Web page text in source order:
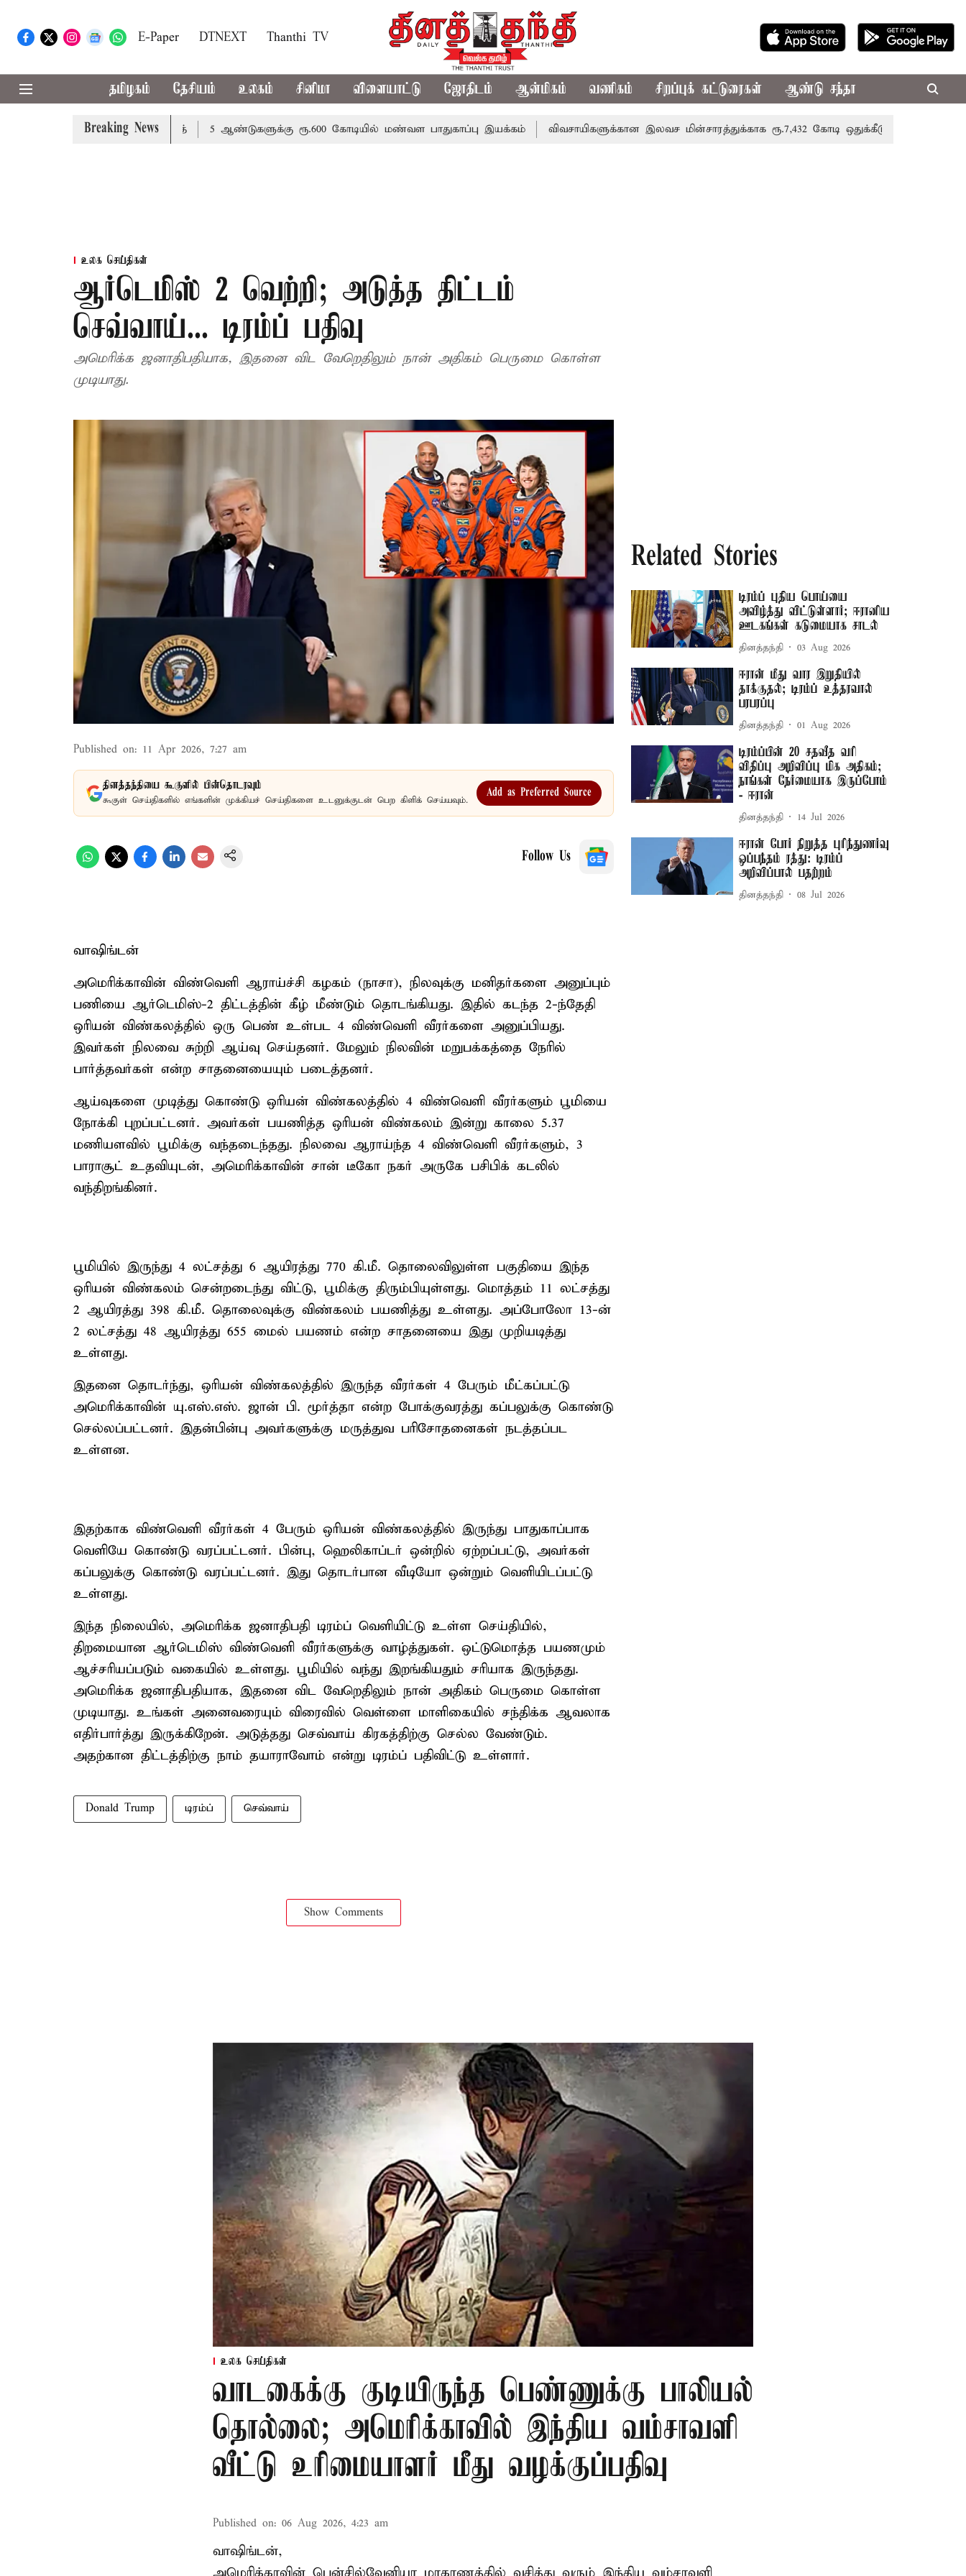
E-Paper DTNEXT Thanthi TV
தமிழகம் தேசியம் உலகம் சினிமா விளையாட்டு ஜோதிடம் ஆன்மிகம் வணிகம் சிறப்புக் கட்டுரைகள் ஆண்டு சந்தா
Breaking News
அமைச்சர் வினோத் 5 ஆண்டுகளுக்கு ரூ.600 கோடியில் மண்வள பாதுகாப்பு இயக்கம் விவசாயிகளுக்கான இலவச மின்சாரத்துக்காக ரூ.7,432 கோடி ஒதுக்கீடு; வேளாண் பட்ஜெட்டில்
உலக செய்திகள்
ஆர்டெமிஸ் 2 வெற்றி; அடுத்த திட்டம்
செவ்வாய்... டிரம்ப் பதிவு
அமெரிக்க ஜனாதிபதியாக, இதனை விட வேறெதிலும் நான் அதிகம் பெருமை கொள்ள
முடியாது.
Published on: 11 Apr 2026, 7:27 am
தினத்தந்தியை கூகுளில் பின்தொடரவும்
கூகுள் செய்திகளில் எங்களின் முக்கியச் செய்திகளை உடனுக்குடன் பெற கிளிக் செய்யவும்.
Add as Preferred Source
Follow Us
வாஷிங்டன்
அமெரிக்காவின் விண்வெளி ஆராய்ச்சி கழகம் (நாசா), நிலவுக்கு மனிதர்களை அனுப்பும்
பணியை ஆர்டெமிஸ்-2 திட்டத்தின் கீழ் மீண்டும் தொடங்கியது. இதில் கடந்த 2-ந்தேதி
ஒரியன் விண்கலத்தில் ஒரு பெண் உள்பட 4 விண்வெளி வீரர்களை அனுப்பியது.
இவர்கள் நிலவை சுற்றி ஆய்வு செய்தனர். மேலும் நிலவின் மறுபக்கத்தை நேரில்
பார்த்தவர்கள் என்ற சாதனையையும் படைத்தனர்.
ஆய்வுகளை முடித்து கொண்டு ஒரியன் விண்கலத்தில் 4 விண்வெளி வீரர்களும் பூமியை
நோக்கி புறப்பட்டனர். அவர்கள் பயணித்த ஒரியன் விண்கலம் இன்று காலை 5.37
மணியளவில் பூமிக்கு வந்தடைந்தது. நிலவை ஆராய்ந்த 4 விண்வெளி வீரர்களும், 3
பாராசூட் உதவியுடன், அமெரிக்காவின் சான் டீகோ நகர் அருகே பசிபிக் கடலில்
வந்திறங்கினர்.
பூமியில் இருந்து 4 லட்சத்து 6 ஆயிரத்து 770 கி.மீ. தொலைவிலுள்ள பகுதியை இந்த
ஒரியன் விண்கலம் சென்றடைந்து விட்டு, பூமிக்கு திரும்பியுள்ளது. மொத்தம் 11 லட்சத்து
2 ஆயிரத்து 398 கி.மீ. தொலைவுக்கு விண்கலம் பயணித்து உள்ளது. அப்போலோ 13-ன்
2 லட்சத்து 48 ஆயிரத்து 655 மைல் பயணம் என்ற சாதனையை இது முறியடித்து
உள்ளது.
இதனை தொடர்ந்து, ஒரியன் விண்கலத்தில் இருந்த வீரர்கள் 4 பேரும் மீட்கப்பட்டு
அமெரிக்காவின் யு.எஸ்.எஸ். ஜான் பி. மூர்த்தா என்ற போக்குவரத்து கப்பலுக்கு கொண்டு
செல்லப்பட்டனர். இதன்பின்பு அவர்களுக்கு மருத்துவ பரிசோதனைகள் நடத்தப்பட
உள்ளன.
இதற்காக விண்வெளி வீரர்கள் 4 பேரும் ஒரியன் விண்கலத்தில் இருந்து பாதுகாப்பாக
வெளியே கொண்டு வரப்பட்டனர். பின்பு, ஹெலிகாப்டர் ஒன்றில் ஏற்றப்பட்டு, அவர்கள்
கப்பலுக்கு கொண்டு வரப்பட்டனர். இது தொடர்பான வீடியோ ஒன்றும் வெளியிடப்பட்டு
உள்ளது.
இந்த நிலையில், அமெரிக்க ஜனாதிபதி டிரம்ப் வெளியிட்டு உள்ள செய்தியில்,
திறமையான ஆர்டெமிஸ் விண்வெளி வீரர்களுக்கு வாழ்த்துகள். ஒட்டுமொத்த பயணமும்
ஆச்சரியப்படும் வகையில் உள்ளது. பூமியில் வந்து இறங்கியதும் சரியாக இருந்தது.
அமெரிக்க ஜனாதிபதியாக, இதனை விட வேறெதிலும் நான் அதிகம் பெருமை கொள்ள
முடியாது. உங்கள் அனைவரையும் விரைவில் வெள்ளை மாளிகையில் சந்திக்க ஆவலாக
எதிர்பார்த்து இருக்கிறேன். அடுத்தது செவ்வாய் கிரகத்திற்கு செல்ல வேண்டும்.
அதற்கான திட்டத்திற்கு நாம் தயாராவோம் என்று டிரம்ப் பதிவிட்டு உள்ளார்.
Donald Trump டிரம்ப் செவ்வாய்
Show Comments
Related Stories
டிரம்ப் புதிய பொய்யை
அவிழ்த்து விட்டுள்ளார்; ஈரானிய
ஊடகங்கள் கடுமையாக சாடல்
தினத்தந்தி 03 Aug 2026
ஈரான் மீது வார இறுதியில்
தாக்குதல்; டிரம்ப் உத்தரவால்
பரபரப்பு
தினத்தந்தி 01 Aug 2026
டிரம்ப்பின் 20 சதவீத வரி
விதிப்பு அறிவிப்பு மிக அதிகம்;
நாங்கள் நேர்மையாக இருப்போம்
- ஈரான்
தினத்தந்தி 14 Jul 2026
ஈரான் போர் நிறுத்த புரிந்துணர்வு
ஒப்பந்தம் ரத்து: டிரம்ப்
அறிவிப்பால் பதற்றம்
தினத்தந்தி 08 Jul 2026
உலக செய்திகள்
வாடகைக்கு குடியிருந்த பெண்ணுக்கு பாலியல்
தொல்லை; அமெரிக்காவில் இந்திய வம்சாவளி
வீட்டு உரிமையாளர் மீது வழக்குப்பதிவு
Published on: 06 Aug 2026, 4:23 am
வாஷிங்டன்,